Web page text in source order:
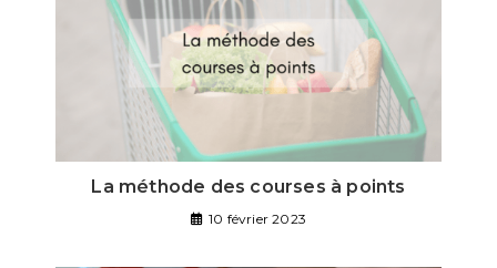
La méthode des courses à points
10 février 2023